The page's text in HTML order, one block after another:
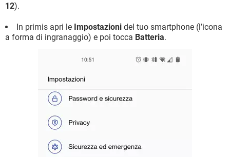
12).
In primis apri le Impostazioni del tuo smartphone (l’icona
a forma di ingranaggio) e poi tocca Batteria.